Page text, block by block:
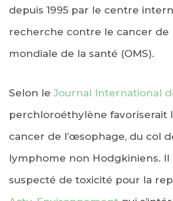
depuis 1995 par le centre
recherche contre le cancer de
mondiale de la santé (OMS).
Selon leJournal International
perchloroéthylène favoriserait
cancer de l’œsophage, du col
lymphome non Hodgkiniens.
suspecté de toxicité pour la